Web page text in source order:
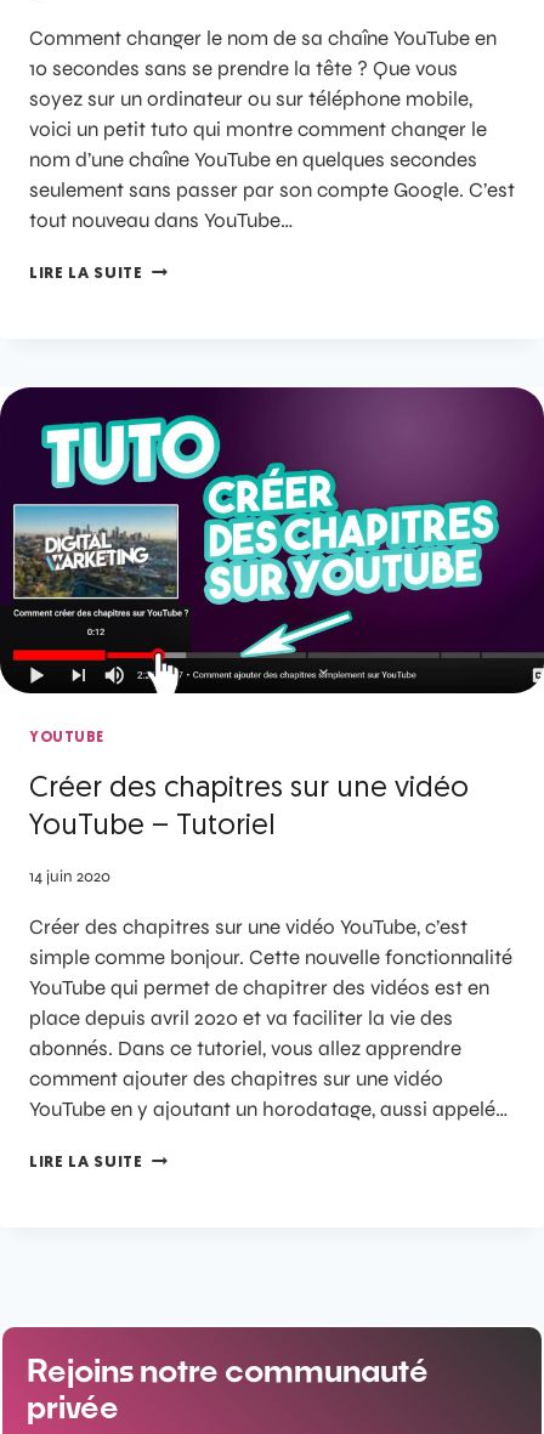
Comment changer le nom de sa chaîne YouTube en
10 secondes sans se prendre la tête ? Que vous
soyez sur un ordinateur ou sur téléphone mobile,
voici un petit tuto qui montre comment changer le
nom d’une chaîne YouTube en quelques secondes
seulement sans passer par son compte Google. C’est
tout nouveau dans YouTube…
LIRE LA SUITE
YOUTUBE
Créer des chapitres sur une vidéo
YouTube – Tutoriel
14 juin 2020
Créer des chapitres sur une vidéo YouTube, c’est
simple comme bonjour. Cette nouvelle fonctionnalité
YouTube qui permet de chapitrer des vidéos est en
place depuis avril 2020 et va faciliter la vie des
abonnés. Dans ce tutoriel, vous allez apprendre
comment ajouter des chapitres sur une vidéo
YouTube en y ajoutant un horodatage, aussi appelé…
LIRE LA SUITE
Rejoins notre communauté
privée